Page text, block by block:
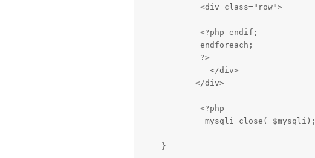
            <div class="row">
            <?php endif;
            endforeach;
            ?>
              </div>
           </div>
            <?php
             mysqli_close( $mysqli);
    }